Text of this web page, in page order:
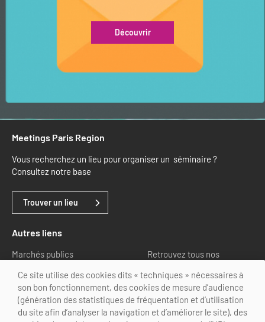
Découvrir
Meetings Paris Region
Vous recherchez un lieu pour organiser un séminaire ?
Consultez notre base
Trouver un lieu
Autres liens
Marchés publics
Retrouvez tous nos
Nous suivre
Ce site utilise des cookies dits « techniques » nécessaires à
son bon fonctionnement, des cookies de mesure d’audience
(génération des statistiques de fréquentation et d’utilisation
du site afin d’analyser la navigation et d’améliorer le site), des